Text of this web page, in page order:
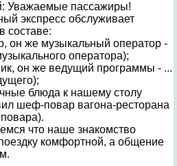
Уважаемые пассажиры!
экспресс обслуживает
составе:
он же музыкальный оператор -
оператора);
он же ведущий программы - ...
блюда к нашему столу
шеф-повар вагона-ресторана
что наше знакомство
комфортной, а общение